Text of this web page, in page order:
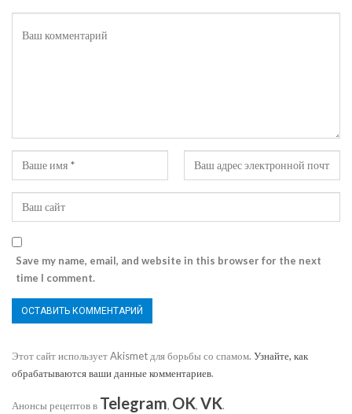
Save my name, email, and website in this browser for the next
time I comment.
Этот сайт использует Akismet для борьбы со спамом. Узнайте, как
обрабатываются ваши данные комментариев.
Анонсы рецептов в Telegram, OK, VK.